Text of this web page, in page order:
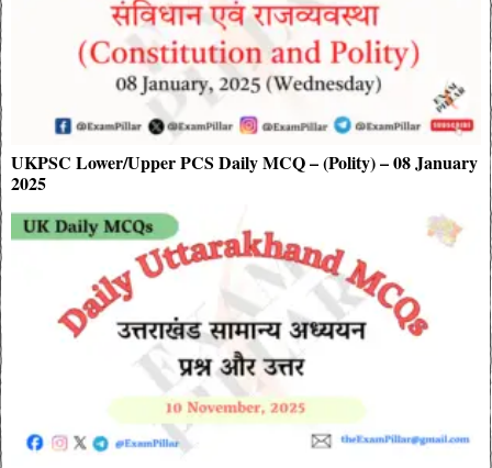
UKPSC Lower/Upper PCS Daily MCQ – (Polity) – 08 January
2025